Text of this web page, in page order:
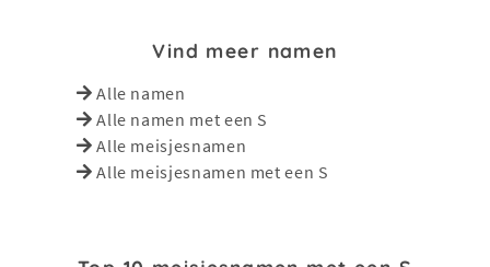
Vind meer namen
Alle namen
Alle namen met een S
Alle meisjesnamen
Alle meisjesnamen met een S